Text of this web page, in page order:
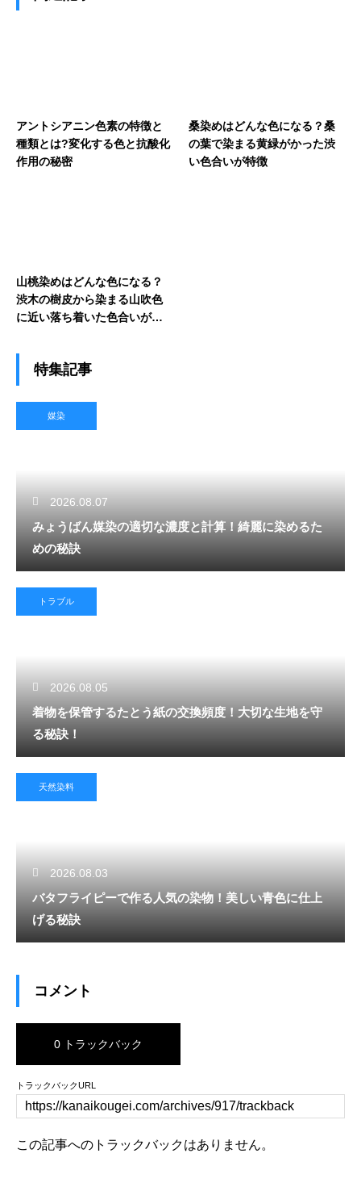
アントシアニン色素の特徴と
種類とは?変化する色と抗酸化
作用の秘密
桑染めはどんな色になる？桑
の葉で染まる黄緑がかった渋
い色合いが特徴
山桃染めはどんな色になる？
渋木の樹皮から染まる山吹色
に近い落ち着いた色合いが魅
特集記事
媒染
2026.08.07
みょうばん媒染の適切な濃度と計算！綺麗に染めるた
めの秘訣
トラブル
2026.08.05
着物を保管するたとう紙の交換頻度！大切な生地を守
る秘訣！
天然染料
2026.08.03
バタフライピーで作る人気の染物！美しい青色に仕上
げる秘訣
コメント
0 トラックバック
トラックバックURL
この記事へのトラックバックはありません。